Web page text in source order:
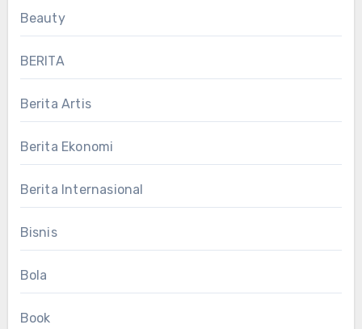
Beauty
BERITA
Berita Artis
Berita Ekonomi
Berita Internasional
Bisnis
Bola
Book